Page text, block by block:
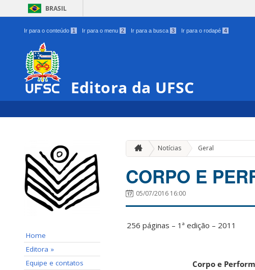
BRASIL
Ir para o conteúdo 1 Ir para o menu 2 Ir para a busca 3 Ir para o rodapé 4
Editora da UFSC
Home
Editora »
Equipe e contatos
Notícias Geral
CORPO E
05/07/2016 16:00
256
Corpo e